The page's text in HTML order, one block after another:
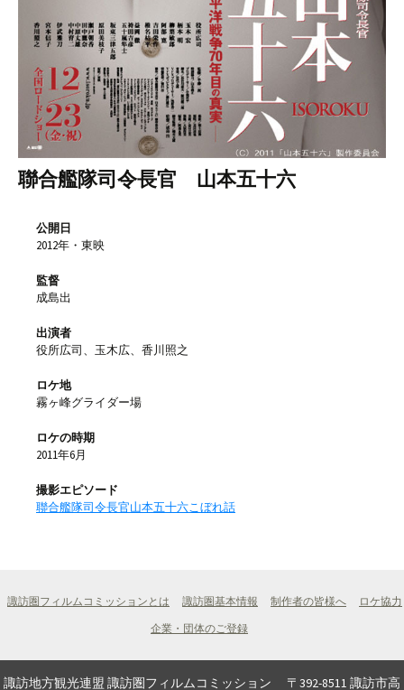
聯合艦隊司令長官 山本五十六
公開日
2012年・東映
監督
成島出
出演者
役所広司、玉木広、香川照之
ロケ地
霧ヶ峰グライダー場
ロケの時期
2011年6月
撮影エピソード
聯合艦隊司令長官山本五十六こぼれ話
諏訪圏フィルムコミッションとは 諏訪圏基本情報 制作者の皆様へ
ロケ協力
企業・団体のご登録
諏訪地方観光連盟 諏訪圏フィルムコミッション 〒392-8511 諏訪市高